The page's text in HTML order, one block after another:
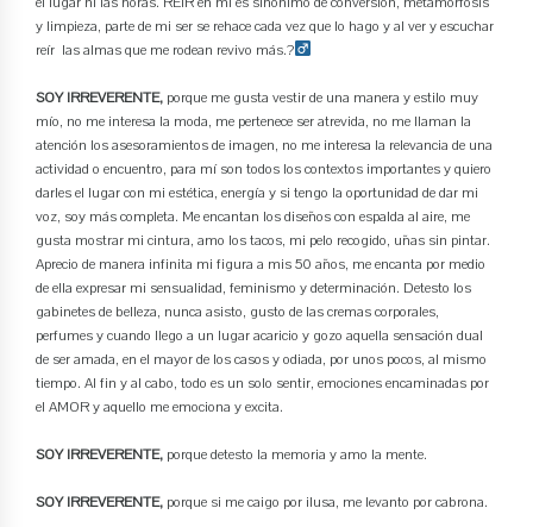
y limpieza, parte de mi ser se rehace cada vez que lo hago y al ver y escuchar
reír las almas que me rodean revivo más.?‍
SOY IRREVERENTE, porque me gusta vestir de una manera y estilo muy
mío, no me interesa la moda, me pertenece ser atrevida, no me llaman la
atención los asesoramientos de imagen, no me interesa la relevancia de una
actividad o encuentro, para mí son todos los contextos importantes y quiero
darles el lugar con mi estética, energía y si tengo la oportunidad de dar mi
voz, soy más completa. Me encantan los diseños con espalda al aire, me
gusta mostrar mi cintura, amo los tacos, mi pelo recogido, uñas sin pintar.
Aprecio de manera infinita mi figura a mis 50 años, me encanta por medio
de ella expresar mi sensualidad, feminismo y determinación. Detesto los
gabinetes de belleza, nunca asisto, gusto de las cremas corporales,
perfumes y cuando llego a un lugar acaricio y gozo aquella sensación dual
de ser amada, en el mayor de los casos y odiada, por unos pocos, al mismo
tiempo. Al fin y al cabo, todo es un solo sentir, emociones encaminadas por
el AMOR y aquello me emociona y excita.
SOY IRREVERENTE, porque detesto la memoria y amo la mente.
SOY IRREVERENTE, porque si me caigo por ilusa, me levanto por cabrona.